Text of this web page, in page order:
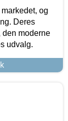
og
Deres
den moderne
udvalg.